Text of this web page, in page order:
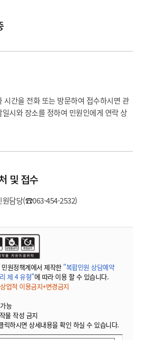
시간을 전화 또는 방문하여 접수하시면 관
시와 장소를 정하여 민원인에게 연락 상
및 접수
원담당(☎063-454-2532)
원정책계에서 제작한 "복합민원 상담예약
제 4 유형"에 따라 이용 할 수 있습니다.
업적 이용금지+변경금지
능
물 작성 금지
하시면 상세내용을 확인 하실 수 있습니다.